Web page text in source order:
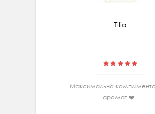
Tilia
Максимально
аромат ❤️..